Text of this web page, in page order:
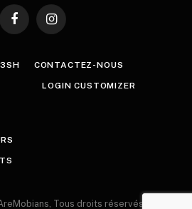
FacebookInstagram
CONTACTEZ-NOUS
LOGIN CUSTOMIZER
Tous droits réservés.